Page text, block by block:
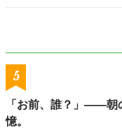
5
「お前、誰？」――朝
憶。